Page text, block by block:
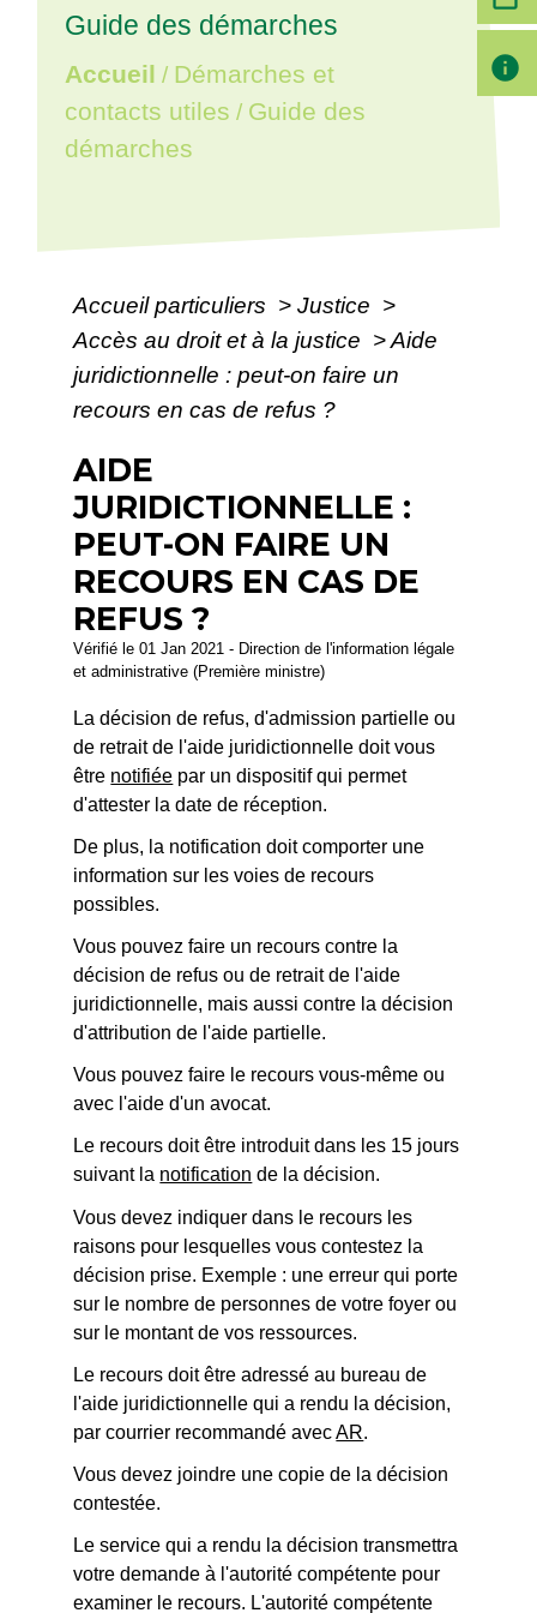
Guide des démarches
Accueil / Démarches et
contacts utiles / Guide des
démarches
Accueil particuliers > Justice >
Accès au droit et à la justice >Aide
juridictionnelle : peut-on faire un
recours en cas de refus ?
AIDE
JURIDICTIONNELLE :
PEUT-ON FAIRE UN
RECOURS EN CAS DE
REFUS ?
Vérifié le 01 Jan 2021 - Direction de l'information légale
et administrative (Première ministre)
La décision de refus, d'admission partielle ou
de retrait de l'aide juridictionnelle doit vous
être notifiée par un dispositif qui permet
d'attester la date de réception.
De plus, la notification doit comporter une
information sur les voies de recours
possibles.
Vous pouvez faire un recours contre la
décision de refus ou de retrait de l'aide
juridictionnelle, mais aussi contre la décision
d'attribution de l'aide partielle.
Vous pouvez faire le recours vous-même ou
avec l'aide d'un avocat.
Le recours doit être introduit dans les 15 jours
suivant la notification de la décision.
Vous devez indiquer dans le recours les
raisons pour lesquelles vous contestez la
décision prise. Exemple : une erreur qui porte
sur le nombre de personnes de votre foyer ou
sur le montant de vos ressources.
Le recours doit être adressé au bureau de
l'aide juridictionnelle qui a rendu la décision,
par courrier recommandé avecAR.
Vous devez joindre une copie de la décision
contestée.
Le service qui a rendu la décision transmettra
votre demande à l'autorité compétente pour
examiner le recours. L'autorité compétente
info